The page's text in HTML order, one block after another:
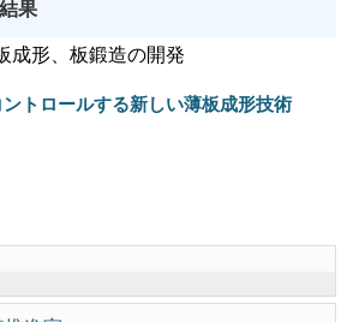
果
成形、板鍛造の開発
トロールする新しい薄板成形技術